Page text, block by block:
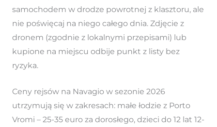
samochodem w drodze powrotnej z klasztoru, ale
nie poświęcaj na niego całego dnia. Zdjęcie z
dronem (zgodnie z lokalnymi przepisami) lub
kupione na miejscu odbije punkt z listy bez
ryzyka.
Ceny rejsów na Navagio w sezonie 2026
utrzymują się w zakresach: małe łodzie z Porto
Vromi – 25-35 euro za dorosłego, dzieci do 12 lat 12-